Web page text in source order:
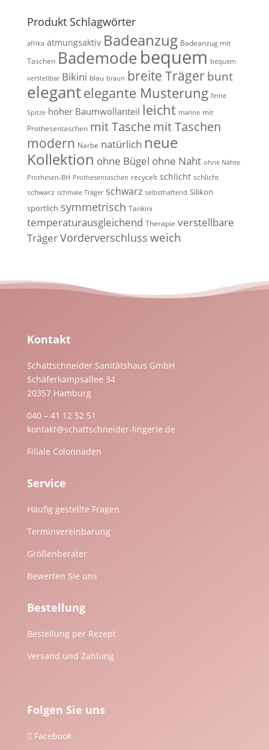
Produkt Schlagwörter
afrika atmungsaktiv Badeanzug Badeanzug mit
Taschen Bademodebequem bequem
verstellbar Bikini blau braun breite Träger bunt
elegantelegante Musterung feine
Spitze hoher Baumwollanteil leicht marine mit
Prothesentaschen mit Taschemit Taschen
modern Narbe natürlich neue
Kollektion ohne Bügel ohne Naht ohne Nähte
Prothesen-BH Prothesentaschen recycelt schlicht schlicht
schwarz schmale Träger schwarz selbsthaftend Silikon
sportlich symmetrisch Tankini
temperaturausgleichend Therapie verstellbare
TrägerVorderverschluss weich
Kontakt
Schattschneider Sanitätshaus GmbH
Schäferkampsallee 34
20357 Hamburg
040 – 41 12 52 51
kontakt@schattschneider-lingerie.de
Filiale Colonnaden
Service
Häufig gestellte Fragen
Terminvereinbarung
Größenberater
Bewerten Sie uns
Bestellung
Bestellung per Rezept
Versand und Zahlung
Folgen Sie uns
 Facebook